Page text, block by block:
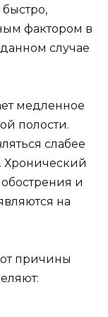
фактором в
случае
медленное
полости.
слабее
Хронический
и
на
причины